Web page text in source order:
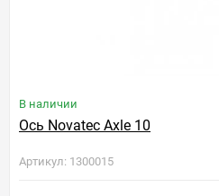
В наличии
Ось Novatec Axle 10
Артикул: 1300015